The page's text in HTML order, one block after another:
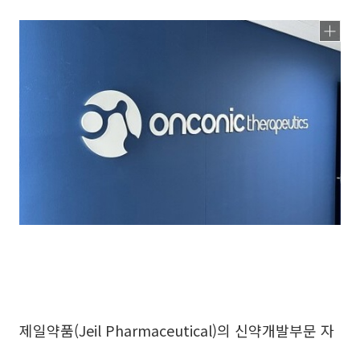
제일약품(Jeil Pharmaceutical)의 신약개발부문 자